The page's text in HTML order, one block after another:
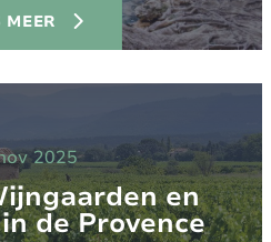
MEER
2025
en
de Provence